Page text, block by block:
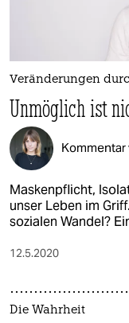
Veränderungen
Unmöglich ist
Kommentar
Maskenpflicht,
unser Leben im
sozialen Wandel?
12.5.2020
Die Wahrheit